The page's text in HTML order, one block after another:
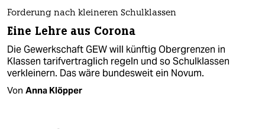
Forderung nach kleineren Schulklassen
Eine Lehre aus Corona
Die Gewerkschaft GEW will künftig Obergrenzen in
Klassen tarifvertraglich regeln und so Schulklassen
verkleinern. Das wäre bundesweit ein Novum.
Von Anna Klöpper